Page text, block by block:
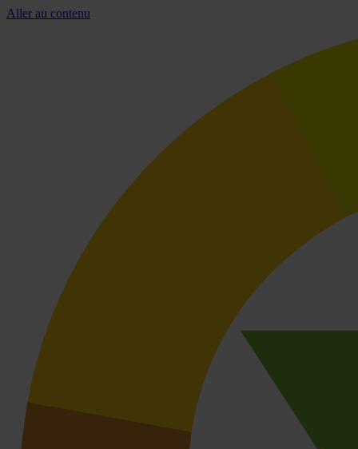
Aller au contenu